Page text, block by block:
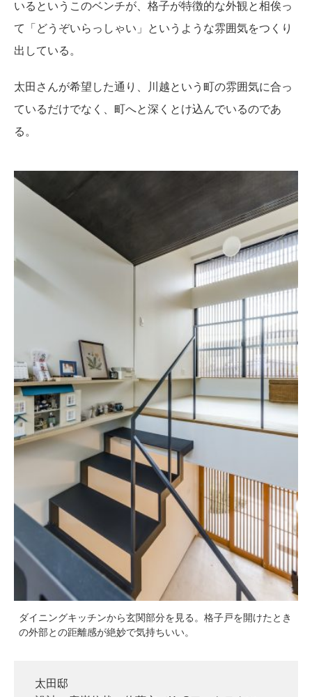
いるというこのベンチが、格子が特徴的な外観と相俟っ
て「どうぞいらっしゃい」というような雰囲気をつくり
出している。
太田さんが希望した通り、川越という町の雰囲気に合っ
ているだけでなく、町へと深くとけ込んでいるのであ
る。
ダイニングキッチンから玄関部分を見る。格子戸を開けたとき
の外部との距離感が絶妙で気持ちいい。
太田邸